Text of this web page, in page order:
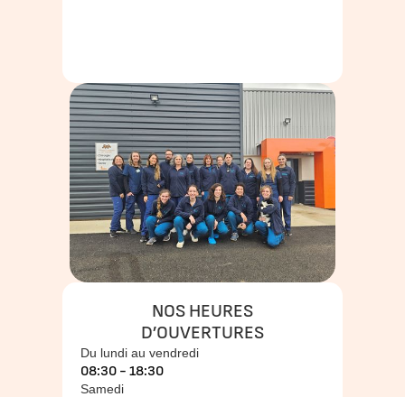
NOS HEURES
D’OUVERTURES
Du lundi au vendredi
08:30 - 18:30
Samedi